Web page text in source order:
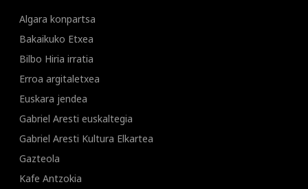
Algara konpartsa
Bakaikuko Etxea
Bilbo Hiria irratia
Erroa argitaletxea
Euskara jendea
Gabriel Aresti euskaltegia
Gabriel Aresti Kultura Elkartea
Gazteola
Kafe Antzokia